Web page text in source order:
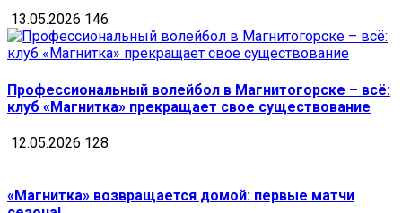
13.05.2026 146
Профессиональный волейбол в Магнитогорске – всё:
клуб «Магнитка» прекращает свое существование
12.05.2026 128
«Магнитка» возвращается домой: первые матчи